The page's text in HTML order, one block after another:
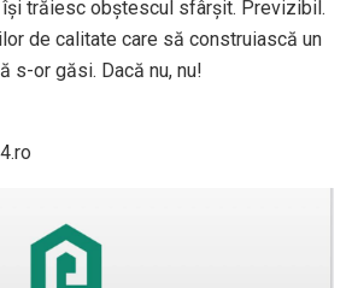
își trăiesc obștescul sfârșit. Previzibil.
de calitate care să construiască un
s-or găsi. Dacă nu, nu!